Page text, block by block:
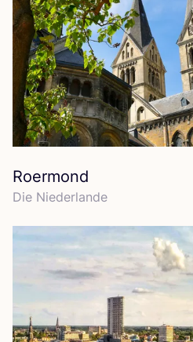
Roermond
Die Nie­der­lan­de